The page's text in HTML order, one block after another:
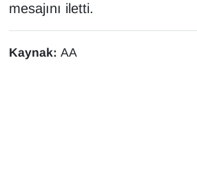
mesajını iletti.
Kaynak: AA